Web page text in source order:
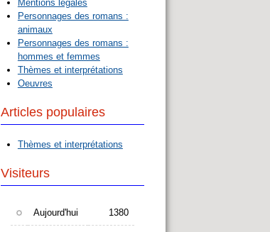
Mentions légales
Personnages des romans :
animaux
Personnages des romans :
hommes et femmes
Thèmes et interprétations
Oeuvres
Articles populaires
Thèmes et interprétations
Visiteurs
Aujourd'hui 1380